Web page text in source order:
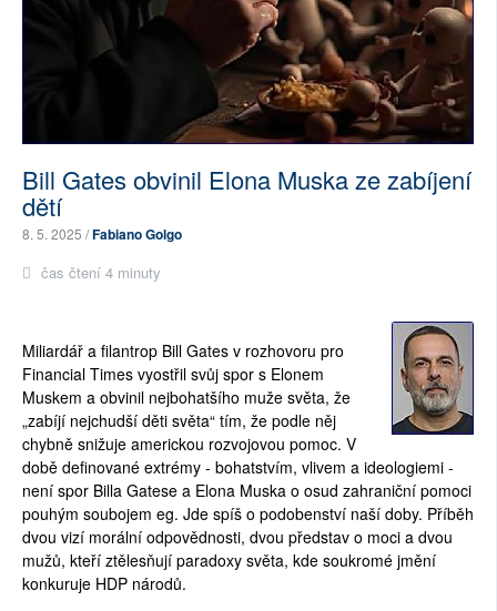
Bill Gates obvinil Elona Muska ze zabíjení
dětí
8. 5. 2025 /Fabiano Golgo
čas čtení 4 minuty
Miliardář a filantrop Bill Gates v rozhovoru pro
Financial Times vyostřil svůj spor s Elonem
Muskem a obvinil nejbohatšího muže světa, že
„zabíjí nejchudší děti světa“ tím, že podle něj
chybně snižuje americkou rozvojovou pomoc. V
době definované extrémy - bohatstvím, vlivem a ideologiemi -
není spor Billa Gatese a Elona Muska o osud zahraniční pomoci
pouhým soubojem eg. Jde spíš o podobenství naší doby. Příběh
dvou vizí morální odpovědnosti, dvou představ o moci a dvou
mužů, kteří ztělesňují paradoxy světa, kde soukromé jmění
konkuruje HDP národů.